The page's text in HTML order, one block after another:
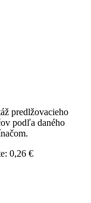
predlžovacieho
podľa daného
0,26 €